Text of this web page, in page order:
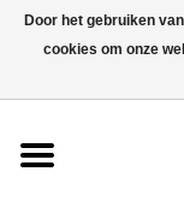
Door het gebruiken
cookies om onze